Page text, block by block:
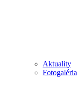
Aktuality
Fotogaléria